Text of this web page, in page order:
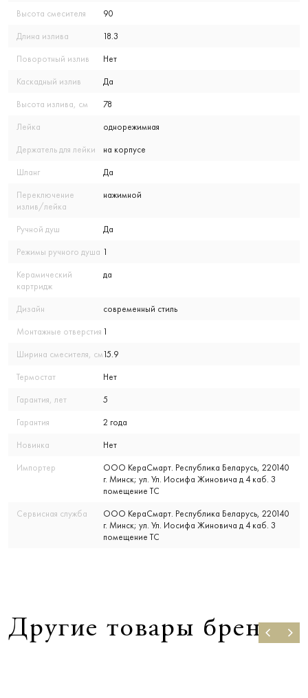
Высота смесителя 90
Длина излива 18.3
Поворотный излив Нет
Каскадный излив Да
Высота излива, см 78
Лейка однорежимная
Держатель для лейки на корпусе
Шланг Да
Переключение
излив/лейка
нажимной
Ручной душ Да
Режимы ручного душа 1
Керамический
картридж
да
Дизайн современный стиль
Монтажные отверстия 1
Ширина смесителя, см15.9
Термостат Нет
Гарантия, лет 5
Гарантия 2 года
Новинка Нет
Импортер
ООО КераСмарт. Республика Беларусь, 220140
г. Минск; ул. Ул. Иосифа Жиновича д 4 каб. 3
помещение ТС
Сервисная служба
ООО КераСмарт. Республика Беларусь, 220140
г. Минск; ул. Ул. Иосифа Жиновича д 4 каб. 3
помещение ТС
Другие товары бренда